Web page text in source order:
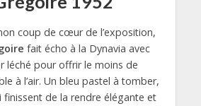
coup de cœur de l’exposition,
fait écho à la Dynavia avec
léché pour offrir le moins de
à l’air. Un bleu pastel à tomber,
finissent de la rendre élégante et